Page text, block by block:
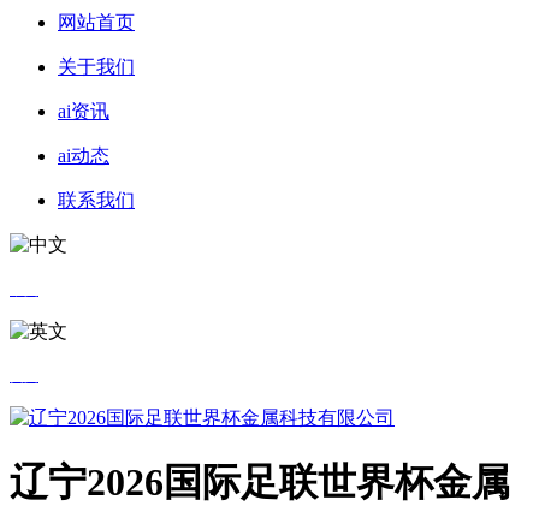
网站首页
关于我们
ai资讯
ai动态
联系我们
辽宁2026国际足联世界杯金属